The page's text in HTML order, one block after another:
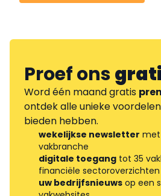
Proef ons
Word één maand gratis
ontdek alle unieke
bieden hebben.
wekelijkse newsletter met
vakbranche
digitale toegang tot 35
financiële sectoroverzichten
uw bedrijfsnieuws op een